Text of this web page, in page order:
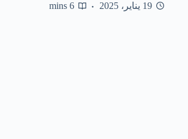
19 يناير، 2025 6 mins